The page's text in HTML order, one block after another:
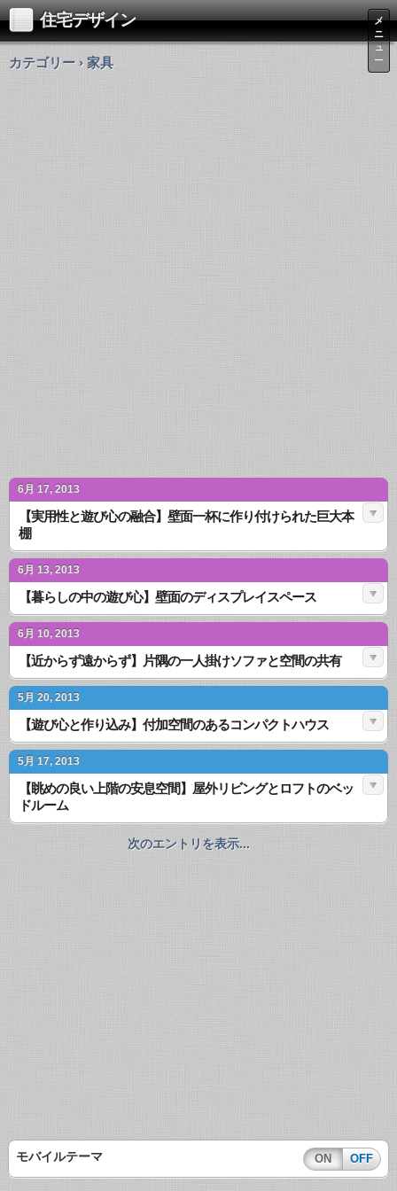
住宅デザイン
メ
ニ
ュ
ー
カテゴリー › 家具
6月 17, 2013
【実用性と遊び心の融合】壁面一杯に作り付けられた巨大本
棚
6月 13, 2013
【暮らしの中の遊び心】壁面のディスプレイスペース
6月 10, 2013
【近からず遠からず】片隅の一人掛けソファと空間の共有
5月 20, 2013
【遊び心と作り込み】付加空間のあるコンパクトハウス
5月 17, 2013
【眺めの良い上階の安息空間】屋外リビングとロフトのベッ
ドルーム
次のエントリを表示...
モバイルテーマ ON OFF